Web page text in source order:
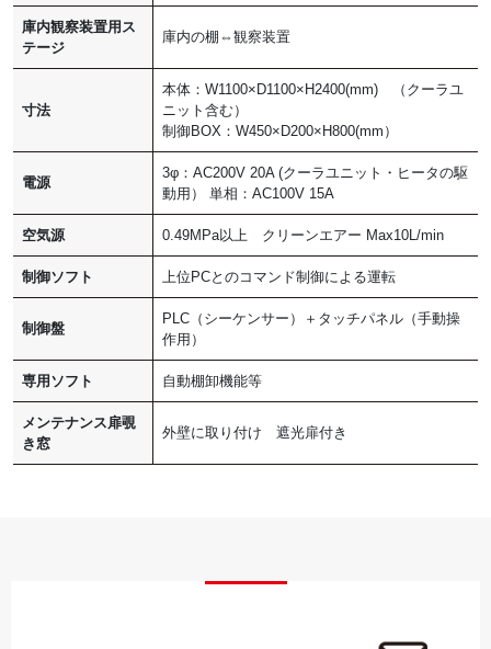
庫内観察装置用ス
テージ
庫内の棚⇔観察装置
寸法
本体：W1100×D1100×H2400(mm) （クーラユ
ニット含む）
制御BOX：W450×D200×H800(mm）
電源
3φ：AC200V 20A (クーラユニット・ヒータの駆
動用） 単相：AC100V 15A
空気源 0.49MPa以上 クリーンエアー Max10L/min
制御ソフト 上位PCとのコマンド制御による運転
制御盤
PLC（シーケンサー）＋タッチパネル（手動操
作用）
専用ソフト 自動棚卸機能等
メンテナンス扉覗
き窓
外壁に取り付け 遮光扉付き